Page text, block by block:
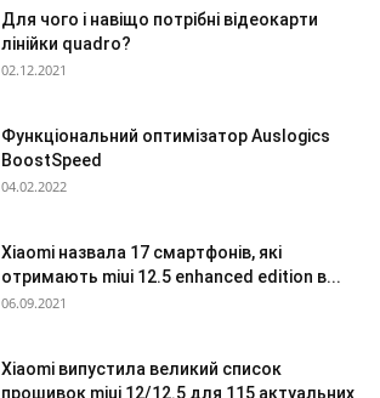
Для чого і навіщо потрібні відеокарти
лінійки quadro?
02.12.2021
Функціональний оптимізатор Auslogics
BoostSpeed
04.02.2022
Xiaomi назвала 17 смартфонів, які
отримають miui 12.5 enhanced edition в...
06.09.2021
Xiaomi випустила великий список
прошивок miui 12/12.5 для 115 актуальних